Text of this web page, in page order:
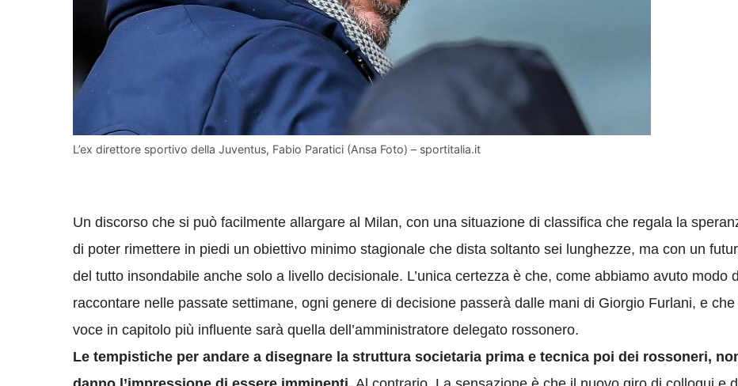
L’ex direttore sportivo della Juventus, Fabio Paratici (Ansa Foto) – sportitalia.it
Un discorso che si può facilmente allargare al Milan, con una situazione di classifica che regala la
di poter rimettere in piedi un obiettivo minimo stagionale che dista soltanto sei lunghezze, ma con un
del tutto insondabile anche solo a livello decisionale. L’unica certezza è che, come abbiamo avuto modo
raccontare nelle passate settimane, ogni genere di decisione passerà dalle mani di Giorgio Furlani, e che
voce in capitolo più influente sarà quella dell’amministratore delegato rossonero.
Le tempistiche per andare a disegnare la struttura societaria prima e tecnica poi dei rossoneri,